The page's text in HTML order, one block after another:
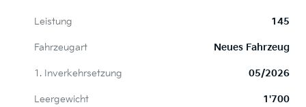
Leistung 145
Fahrzeugart Neues Fahrzeug
1. Inverkehrsetzung 05/2026
Leergewicht 1'700